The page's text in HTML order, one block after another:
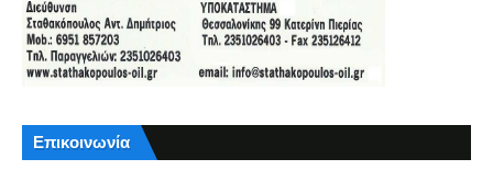
Επικοινωνία